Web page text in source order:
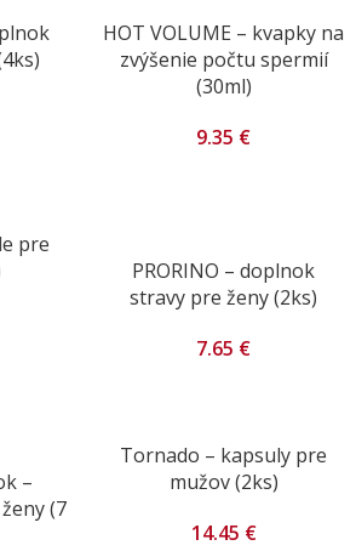
HOT VOLUME – kvapky na
zvýšenie počtu spermií
(30ml)
9.35 €
pre
PRORINO – doplnok
stravy pre ženy (2ks)
7.65 €
–
(7
Tornado – kapsuly pre
mužov (2ks)
14.45 €